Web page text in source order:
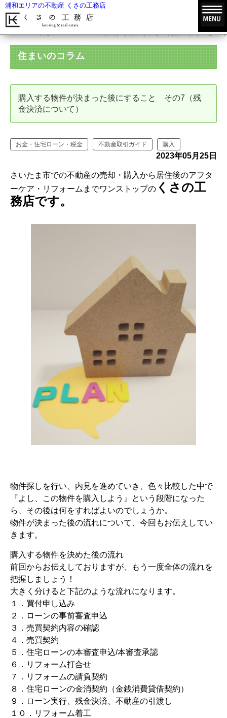
浦和エリアの不動産 くさの工務店
購入する物件が決まった後にすること
住まいのコラム
購入する物件が決まった後にすること その7（残
金決済について）
お金・住宅ローン・税金 不動産取引ガイド 購入
2023年05月25日
さいたま市での不動産の売却・購入から居住後のアフタ
ーケア・リフォームまでワンストップの くさの工
務店です。
物件探しを行い、内見を進めていき、色々比較した中で
『よし、この物件を購入しよう』という段階になった
ら、その後は何をすればよいのでしょうか。
物件が決まった後の流れについて、今回もお伝えしてい
きます。
購入する物件を決めた後の流れ
前回からお伝えしておりますが、もう一度全体の流れを
把握しましょう！
大きく分けると下記のような流れになります。
１．買付申し込み
２．ローンの事前審査申込
３．売買契約内容の確認
４．売買契約
５．住宅ローンの本審査申込/本審査承認
６．リフォーム打合せ
７．リフォームの請負契約
８．住宅ローンの金消契約（金銭消費貸借契約）
９．ローン実行、残金決済、不動産の引渡し
１０．リフォーム着工